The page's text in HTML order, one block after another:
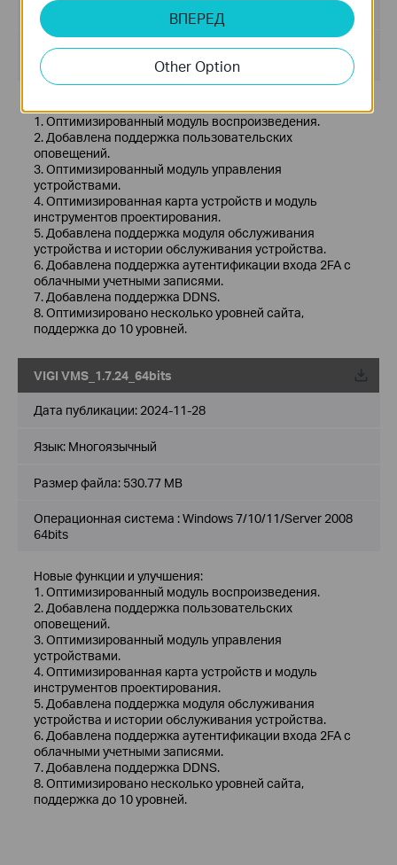
Размер файла: 467.56 MB
Операционная система : Windows 7/10/11/Server 2008
32bits
1. Оптимизированный модуль воспроизведения.
2. Добавлена ​​поддержка пользовательских
оповещений.
3. Оптимизированный модуль управления
устройствами.
4. Оптимизированная карта устройств и модуль
инструментов проектирования.
5. Добавлена ​​поддержка модуля обслуживания
устройства и истории обслуживания устройства.
6. Добавлена ​​поддержка аутентификации входа 2FA с
облачными учетными записями.
7. Добавлена ​​поддержка DDNS.
8. Оптимизировано несколько уровней сайта,
поддержка до 10 уровней.
VIGI VMS_1.7.24_64bits
Дата публикации: 2024-11-28
Язык: Многоязычный
Размер файла: 530.77 MB
Операционная система : Windows 7/10/11/Server 2008
64bits
Новые функции и улучшения:
1. Оптимизированный модуль воспроизведения.
2. Добавлена ​​поддержка пользовательских
оповещений.
3. Оптимизированный модуль управления
устройствами.
4. Оптимизированная карта устройств и модуль
инструментов проектирования.
5. Добавлена ​​поддержка модуля обслуживания
устройства и истории обслуживания устройства.
6. Добавлена ​​поддержка аутентификации входа 2FA с
облачными учетными записями.
7. Добавлена ​​поддержка DDNS.
8. Оптимизировано несколько уровней сайта,
поддержка до 10 уровней.
ВПЕРЕД
Other Option